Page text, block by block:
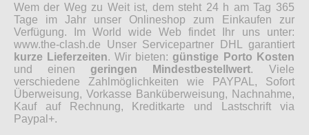
Wem der Weg zu Weit ist, dem steht 24 h am Tag 365
Tage im Jahr unser Onlineshop zum Einkaufen zur
Verfügung. Im World wide Web findet Ihr uns unter:
www.the-clash.de Unser Servicepartner DHL garantiert
kurze Lieferzeiten. Wir bieten:günstige Porto Kosten
und einengeringen Mindestbestellwert. Viele
verschiedene Zahlmöglichkeiten wie PAYPAL, Sofort
Überweisung, Vorkasse Banküberweisung, Nachnahme,
Kauf auf Rechnung, Kreditkarte und Lastschrift via
Paypal+.